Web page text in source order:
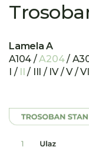
Lamela A
A104 /A204/
I / II / III / IV / V /